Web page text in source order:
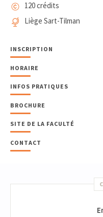
120 crédits
Liège Sart-Tilman
INSCRIPTION
HORAIRE
INFOS PRATIQUES
BROCHURE
SITE DE LA FACULTÉ
CONTACT